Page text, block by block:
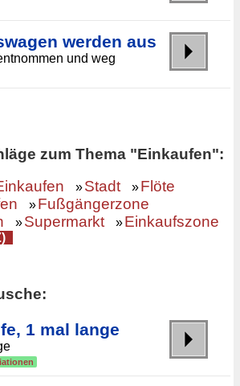
werden aus
und weg
zum Thema "Einkaufen":
»Stadt »Flöte
»Fußgängerzone
»Supermarkt »Einkaufszone
1 mal lange